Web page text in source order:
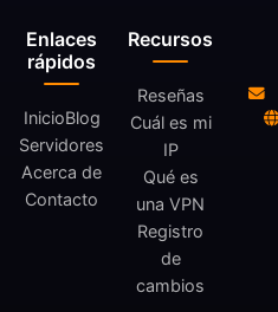
Enlaces
rápidos
InicioBlog
Servidores
Acerca de
Contacto
Recursos
Reseñas
Cuál es mi
IP
Qué es
una VPN
Registro
de
cambios